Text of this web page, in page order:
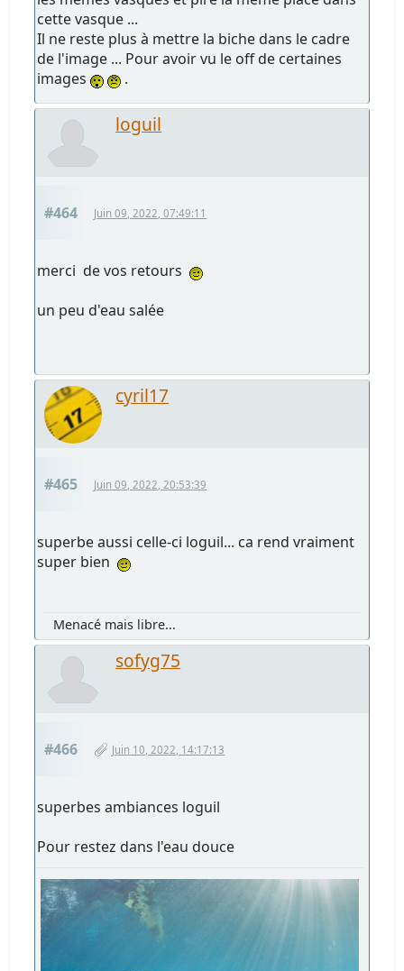
cette vasque ...
Il ne reste plus à mettre la biche dans le cadre
de l'image ... Pour avoir vu le off de certaines
images
.
loguil
#464 Juin 09, 2022, 07:49:11
merci de vos retours
un peu d'eau salée
cyril17
#465 Juin 09, 2022, 20:53:39
superbe aussi celle-ci loguil... ca rend vraiment
super bien
Menacé mais libre...
sofyg75
#466 Juin 10, 2022, 14:17:13
superbes ambiances loguil
Pour restez dans l'eau douce